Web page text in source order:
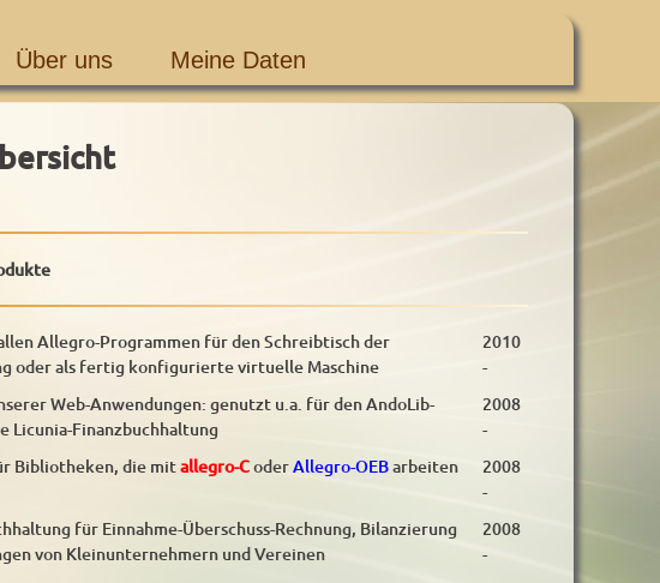
Über uns Meine Daten
Allegro-Programmen für den Schreibtisch der
oder als fertig konfigurierte virtuelle Maschine
2010
-
Web-Anwendungen: genutzt u.a. für den AndoLib-
Licunia-Finanzbuchhaltung
2008
-
Bibliotheken, die mitallegro-CoderAllegro-OEBarbeiten
2008
-
für Einnahme-Überschuss-Rechnung, Bilanzierung
von Kleinunternehmern und Vereinen
2008
-